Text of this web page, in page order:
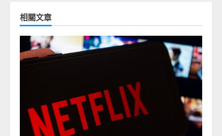
相關文章